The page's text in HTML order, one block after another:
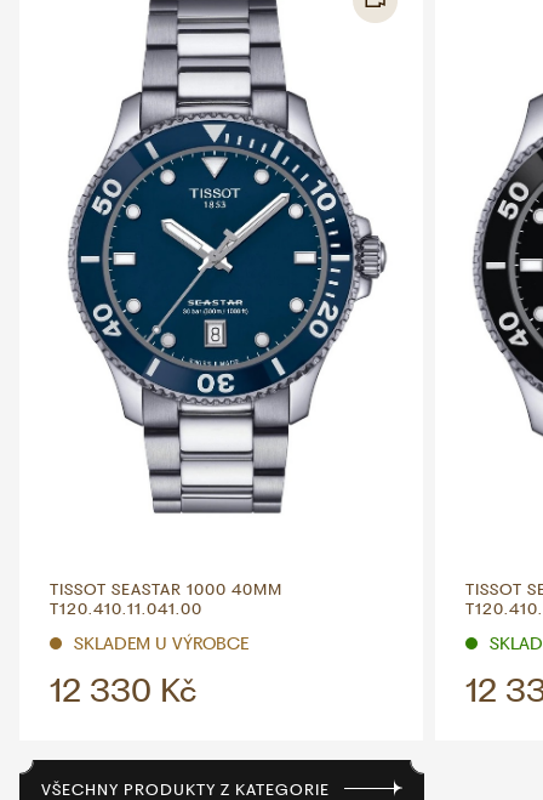
TISSOT SEASTAR 1000 40MM
T120.410.11.041.00
SKLADEM U VÝROBCE
12 330 Kč
TISSOT
12
VŠECHNY PRODUKTY Z KATEGORIE